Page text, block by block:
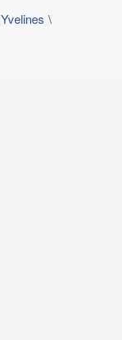
Yvelines